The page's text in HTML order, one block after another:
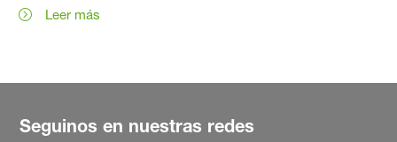
Leer más
Seguinos en nuestras redes